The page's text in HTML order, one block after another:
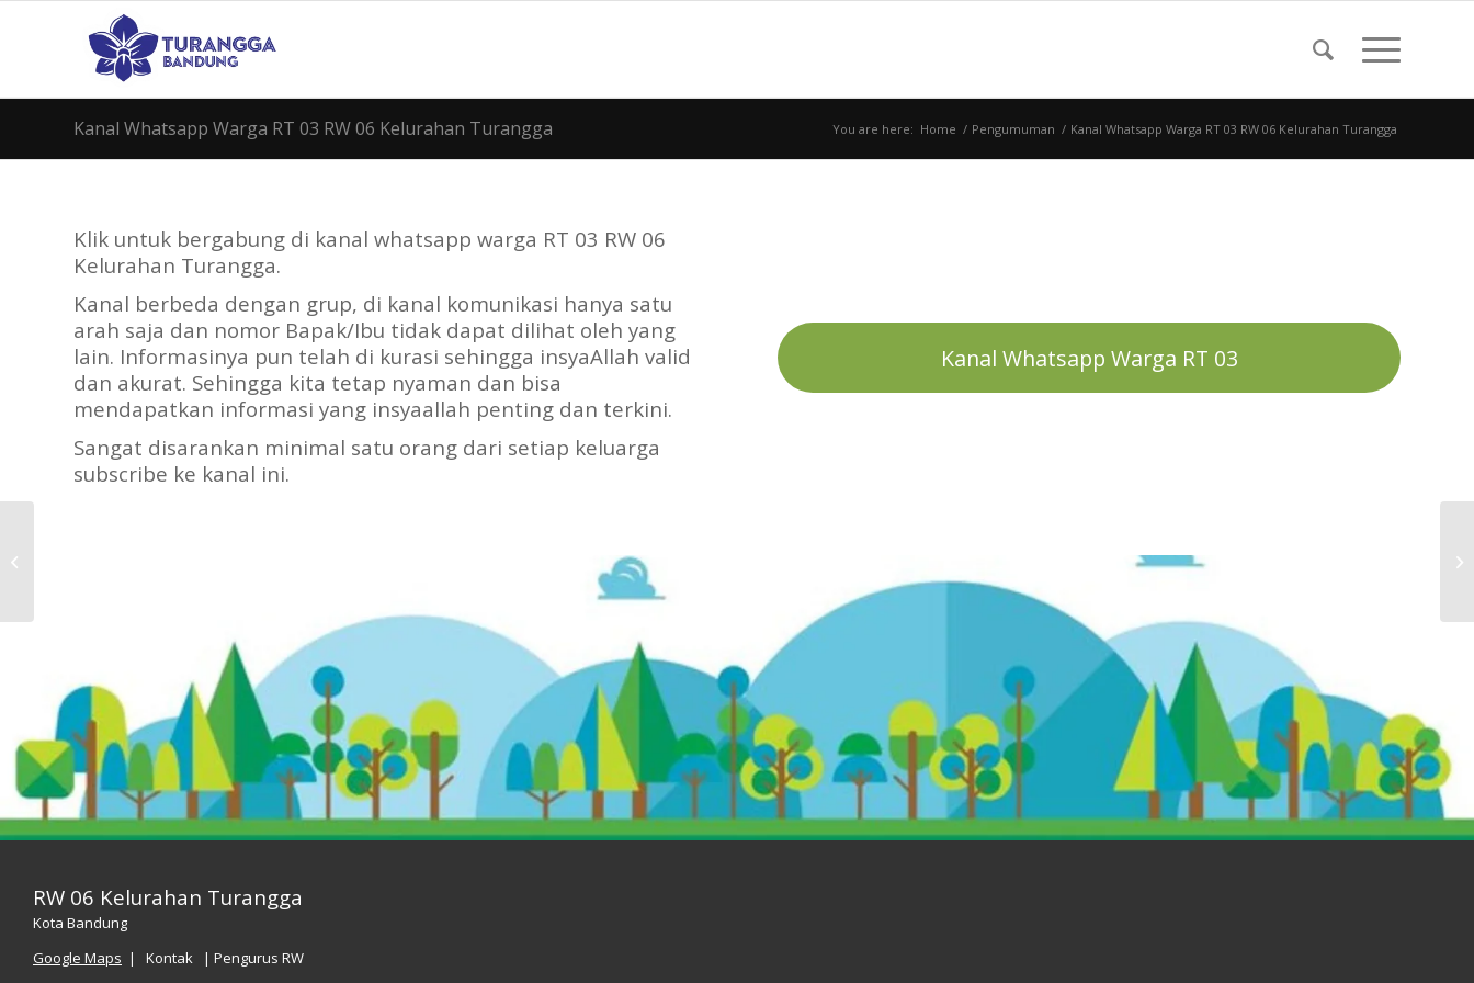
Kanal Whatsapp Warga RT 03 RW 06 Kelurahan Turangga You are here: Home / Pengumuman / Kanal Whatsapp Warga RT 03 RW 06 Kelurahan Turangga
Klik untuk bergabung di kanal whatsapp warga RT 03 RW 06
Kelurahan Turangga.
Kanal berbeda dengan grup, di kanal komunikasi hanya satu
arah saja dan nomor Bapak/Ibu tidak dapat dilihat oleh yang
lain. Informasinya pun telah di kurasi sehingga insyaAllah valid
dan akurat. Sehingga kita tetap nyaman dan bisa
mendapatkan informasi yang insyaallah penting dan terkini.
Sangat disarankan minimal satu orang dari setiap keluarga
subscribe ke kanal ini.
Kanal Whatsapp Warga RT 03
RW 06 Kelurahan Turangga
Kota Bandung
Google Maps | Kontak | Pengurus RW